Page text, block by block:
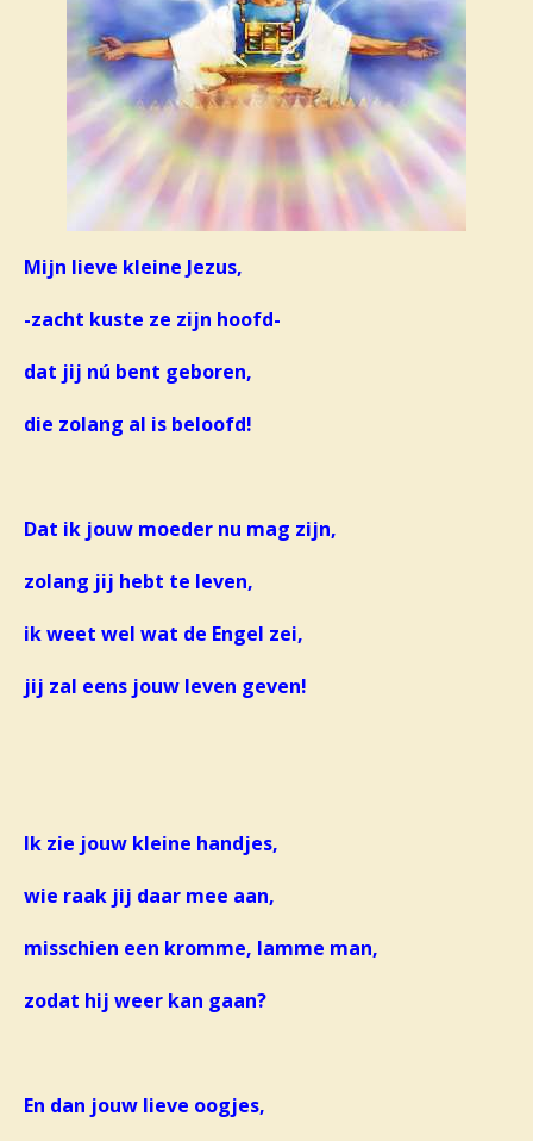
Mijn lieve kleine Jezus,
-zacht kuste ze zijn hoofd-
dat jij nú bent geboren,
die zolang al is beloofd!
Dat ik jouw moeder nu mag zijn,
zolang jij hebt te leven,
ik weet wel wat de Engel zei,
jij zal eens jouw leven geven!
Ik zie jouw kleine handjes,
wie raak jij daar mee aan,
misschien een kromme, lamme man,
zodat hij weer kan gaan?
En dan jouw lieve oogjes,